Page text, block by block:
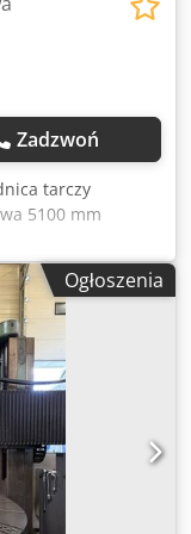
Zadzwoń
tarczy
5100 mm
2505 mm
skok
mm Sterowanie
stołu 60
– bezstopniowo
szybka 6000
75 kW Masa
ok. 9,3 x 6,1
może
Siemens
przez
Ogłoszenia